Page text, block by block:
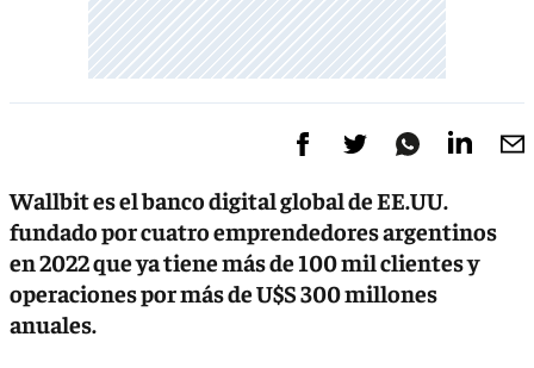
Wallbit es el banco digital global de EE.UU.
fundado por cuatro emprendedores argentinos
en 2022 que ya tiene más de 100 mil clientes y
operaciones por más de U$S 300 millones
anuales.